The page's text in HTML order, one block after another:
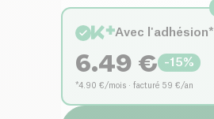
Avec l'adhésion*
6.49 € -15%
*4.90 €/mois · facturé 59 €/an